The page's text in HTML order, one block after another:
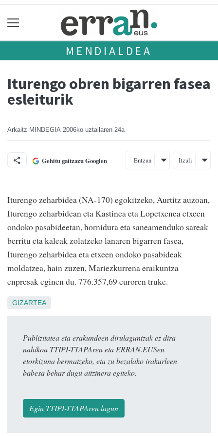
MENDIALDEA
Iturengo obren bigarren fasea
esleiturik
Arkaitz MINDEGIA 2006ko uztailaren 24a
Gehitu gaitzazu Googlen Entzun Itzuli
Iturengo zeharbidea (NA-170) egokitzeko, Aurtitz auzoan,
Iturengo zeharbidean eta Kastinea eta Lopetxenea etxeen
ondoko pasabideetan, hornidura eta saneamenduko sareak
berritu eta kaleak zolatzeko lanaren bigarren fasea,
Iturengo zeharbidea eta etxeen ondoko pasabideak
moldatzea, hain zuzen, Mariezkurrena eraikuntza
enpresak eginen du. 776.357,69 euroren truke.
GIZARTEA
Publizitatea eta erakundeen dirulaguntzak ez dira
nahikoa TTIPI-TTAPAren eta ERRAN.EUSen
etorkizuna bermatzeko, eta zu bezalako irakurleen
babesa behar dugu aitzinera egiteko.
Egin TTIPI-TTAPAren lagun